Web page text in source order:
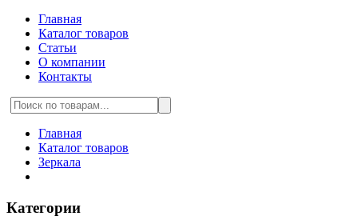
Главная
Каталог товаров
Статьи
О компании
Контакты
Главная
Каталог товаров
Зеркала
Категории